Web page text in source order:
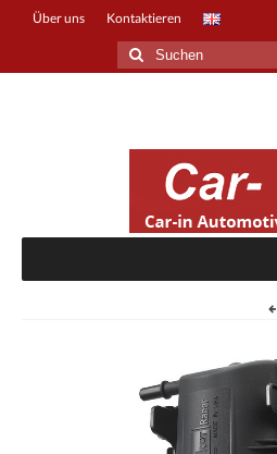
Über uns Kontaktieren
Suche
nach: